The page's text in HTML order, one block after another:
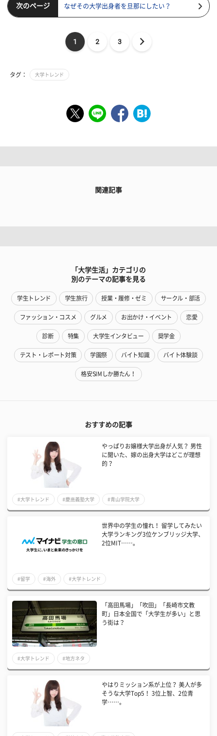
次のページ なぜその大学出身者を旦那にしたい？
1 2 3
タグ： 大学トレンド
関連記事
「大学生活」カテゴリの
別のテーマの記事を見る
学生トレンド 学生旅行 授業・履修・ゼミ サークル・部活
ファッション・コスメ グルメ お出かけ・イベント 恋愛
診断 特集 大学生インタビュー 奨学金
テスト・レポート対策 学園祭 バイト知識 バイト体験談
格安SIMしか勝たん！
おすすめの記事
やっぱりお嬢様大学出身が人気？ 男性
に聞いた、嫁の出身大学はどこが理想
的？
#大学トレンド #慶應義塾大学 #青山学院大学
世界中の学生の憧れ！ 留学してみたい
大学ランキング3位ケンブリッジ大学、
2位MIT……。
#留学 #海外 #大学トレンド
「高田馬場」「吹田」「長崎市文教
町」日本全国で「大学生が多い」と思
う街は？
#大学トレンド #地方ネタ
やはりミッション系が上位？ 美人が多
そうな大学Top5！ 3位上智、2位青
学……。